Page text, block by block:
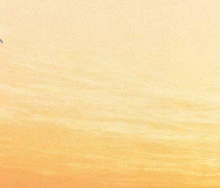
Музей Фаберже предлагает
оживить картины
Модильяни
Версия для печати